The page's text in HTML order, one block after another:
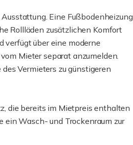
Eine Fußbodenheizung
Rollläden zusätzlichen Komfort
verfügt über eine moderne
Mieter separat anzumelden.
Vermieters zu günstigeren
die bereits im Mietpreis enthalten
Wasch- und Trockenraum zur